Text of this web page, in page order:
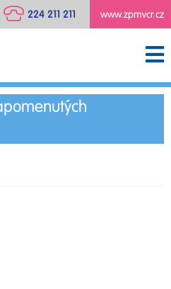
www.zpmvcr.cz
224 211 211